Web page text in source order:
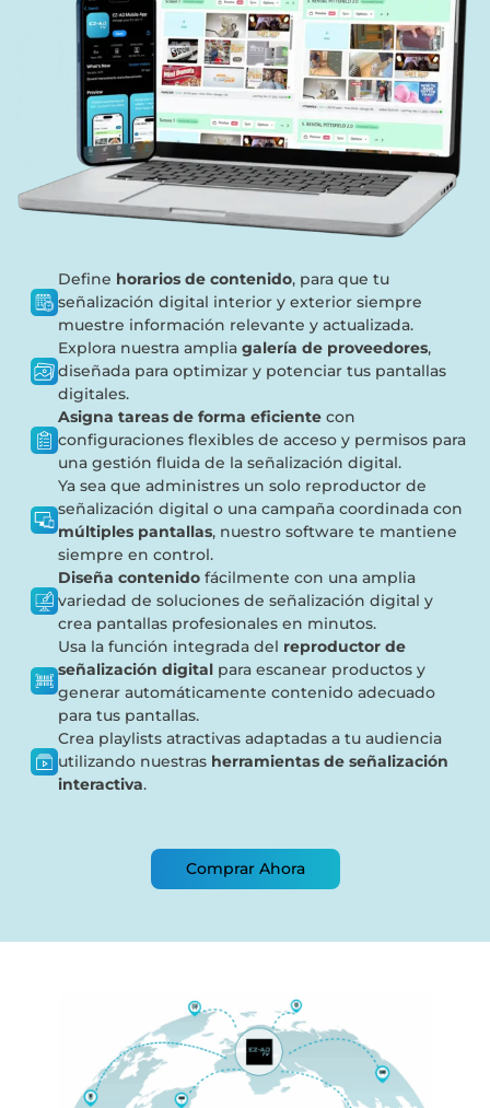
Define horarios de contenido, para que tu
señalización digital interior y exterior siempre
muestre información relevante y actualizada.
Explora nuestra amplia galería de proveedores,
diseñada para optimizar y potenciar tus pantallas
digitales.
Asigna tareas de forma eficiente con
configuraciones flexibles de acceso y permisos para
una gestión fluida de la señalización digital.
Ya sea que administres un solo reproductor de
señalización digital o una campaña coordinada con
múltiples pantallas, nuestro software te mantiene
siempre en control.
Diseña contenido fácilmente con una amplia
variedad de soluciones de señalización digital y
crea pantallas profesionales en minutos.
Usa la función integrada del reproductor de
señalización digital para escanear productos y
generar automáticamente contenido adecuado
para tus pantallas.
Crea playlists atractivas adaptadas a tu audiencia
utilizando nuestras herramientas de señalización
interactiva.
Comprar Ahora